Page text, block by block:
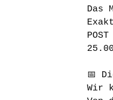
Das
📅
Wir